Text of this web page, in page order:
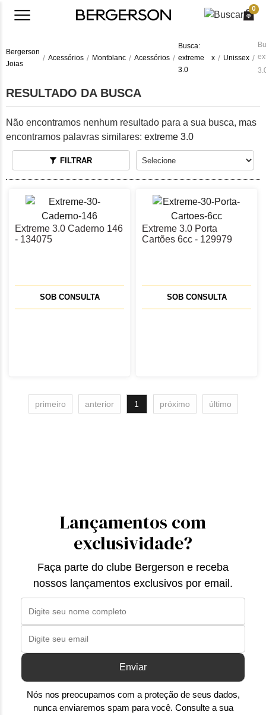
0
Bergerson
Joias
Acessórios Montblanc Acessórios
Busca:
extreme
3.0
x Unissex
RESULTADO DA BUSCA
Não encontramos nenhum resultado para a sua busca, mas
encontramos palavras similares: extreme 3.0
FILTRAR
Extreme 3.0 Caderno 146
- 134075
SOB CONSULTA
Extreme 3.0 Porta
Cartões 6cc - 129979
SOB CONSULTA
primeiro anterior 1 próximo último
Lançamentos com
exclusividade?
Faça parte do clube Bergerson e receba
nossos lançamentos exclusivos por email.
Enviar
Nós nos preocupamos com a proteção de seus dados,
nunca enviaremos spam para você. Consulte a sua